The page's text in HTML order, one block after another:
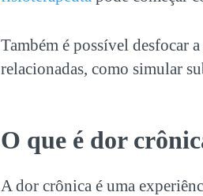
Também é possível desfocar
relacionadas, como simular
O que é dor
A dor crônica é uma